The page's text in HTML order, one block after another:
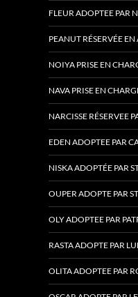
FLEUR ADOPTEE PAR
PEANUT RÉSERVÉE
NOIYA PRISE EN
NAVA PRISE EN
NARCISSE RÉSERVEE
EDEN ADOPTEE PAR
NISKA ADOPTÉE PAR
OUPER ADOPTE PAR
OLY ADOPTEE PAR
RASTA ADOPTE PAR
OLITA ADOPTEE PAR